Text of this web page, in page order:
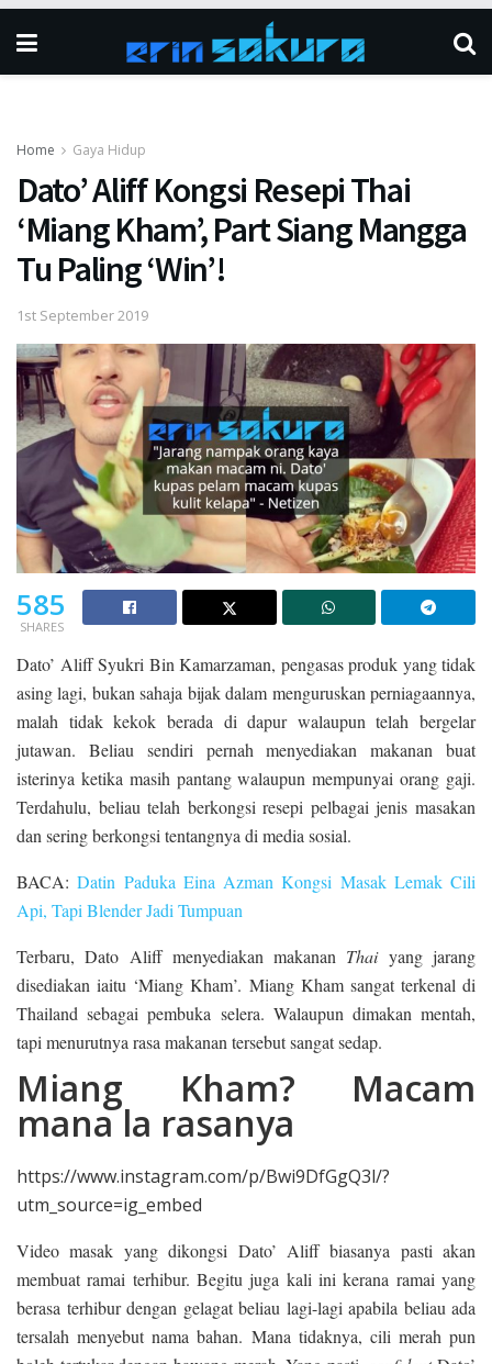
Home Gaya Hidup
Dato’ Aliff Kongsi Resepi Thai
‘Miang Kham’, Part Siang Mangga
Tu Paling ‘Win’!
1st September 2019
585
SHARES
Dato’ Aliff Syukri Bin Kamarzaman, pengasas produk yang tidak
asing lagi, bukan sahaja bijak dalam menguruskan perniagaannya,
malah tidak kekok berada di dapur walaupun telah bergelar
jutawan. Beliau sendiri pernah menyediakan makanan buat
isterinya ketika masih pantang walaupun mempunyai orang gaji.
Terdahulu, beliau telah berkongsi resepi pelbagai jenis masakan
dan sering berkongsi tentangnya di media sosial.
BACA:Datin Paduka Eina Azman Kongsi Masak Lemak Cili
Api, Tapi Blender Jadi Tumpuan
Terbaru, Dato Aliff menyediakan makanan Thaiyang jarang
disediakan iaitu ‘Miang Kham’. Miang Kham sangat terkenal di
Thailand sebagai pembuka selera. Walaupun dimakan mentah,
tapi menurutnya rasa makanan tersebut sangat sedap.
Miang Kham? Macam
mana la rasanya
https://www.instagram.com/p/Bwi9DfGgQ3l/?
utm_source=ig_embed
Video masak yang dikongsi Dato’ Aliff biasanya pasti akan
membuat ramai terhibur. Begitu juga kali ini kerana ramai yang
berasa terhibur dengan gelagat beliau lagi-lagi apabila beliau ada
tersalah menyebut nama bahan. Mana tidaknya, cili merah pun